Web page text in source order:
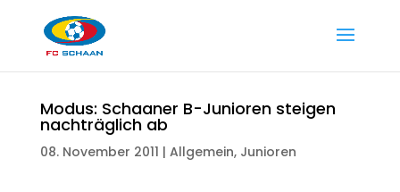
Modus: Schaaner B-Junioren steigen
nachträglich ab
08. November 2011 | Allgemein, Junioren